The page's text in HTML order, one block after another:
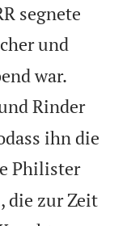
segnete
und
war.
Rinder
ihn die
Philister
die zur Zeit